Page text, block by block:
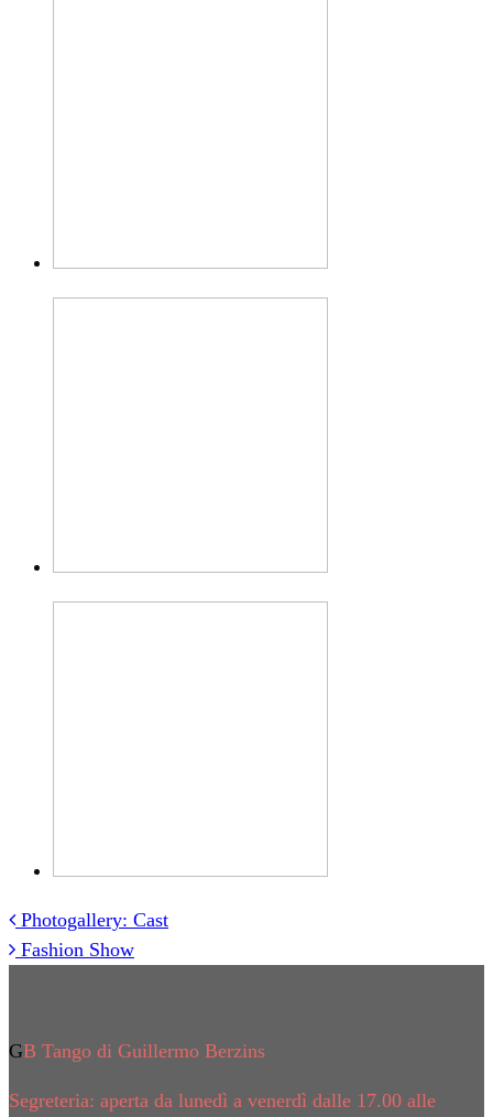
Post
Photogallery: Cast
Fashion Show
GB Tango di Guillermo Berzins
Segreteria: aperta da lunedì a venerdì dalle 17.00 alle